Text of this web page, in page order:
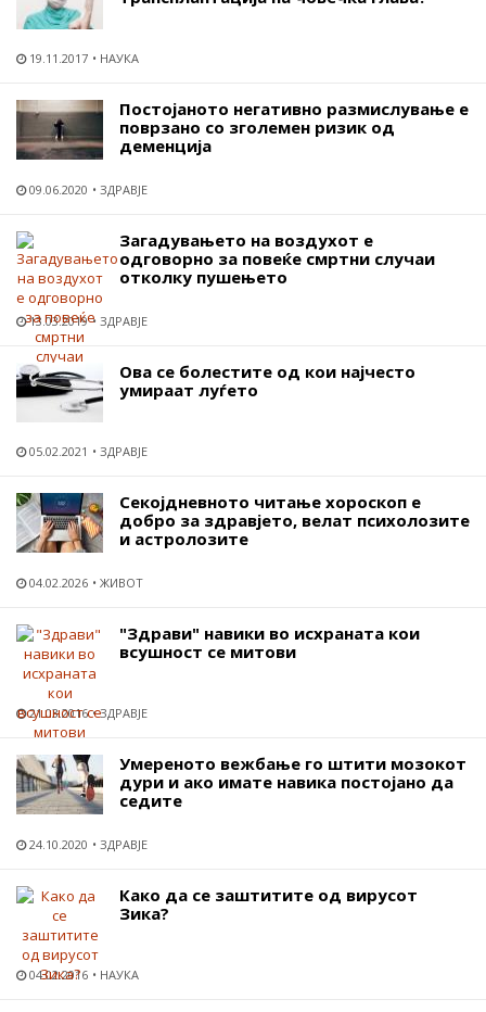
19.11.2017 НАУКА
Постојаното негативно размислување е
поврзано со зголемен ризик од
деменција
09.06.2020 ЗДРАВЈЕ
Загадувањето на воздухот е
одговорно за повеќе смртни случаи
отколку пушењето
13.03.2019 ЗДРАВЈЕ
Ова се болестите од кои најчесто
умираат луѓето
05.02.2021 ЗДРАВЈЕ
Секојдневното читање хороскоп е
добро за здравјето, велат психолозите
и астролозите
04.02.2026 ЖИВОТ
"Здрави" навики во исхраната кои
всушност се митови
21.03.2016 ЗДРАВЈЕ
Умереното вежбање го штити мозокот
дури и ако имате навика постојано да
седите
24.10.2020 ЗДРАВЈЕ
Како да се заштитите од вирусот
Зика?
04.02.2016 НАУКА